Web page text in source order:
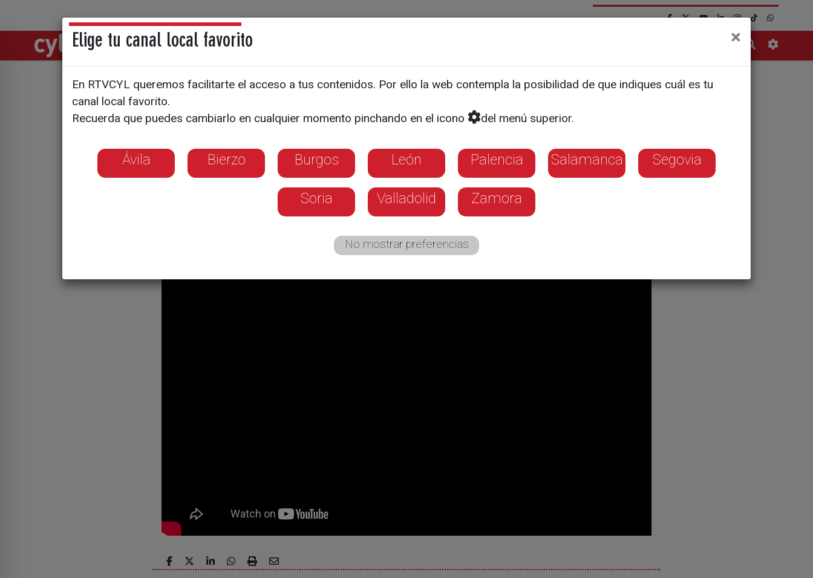
Directos Noticias
SURCOS CYL
El forraje de avena de Castilla y León pone
rumbo a Asia
El único competidor a nivel mundial de España es Australia.
El porcentaje de fibra, azúcar y proteína que tiene es clave dentro de la
Elige tu canal local favorito ×
En RTVCYL queremos facilitarte el acceso a tus contenidos. Por ello la web contempla la posibilidad de que indiques cuál es tu
canal local favorito.
Recuerda que puedes cambiarlo en cualquier momento pinchando en el icono
del menú superior.
Ávila Bierzo Burgos León Palencia Salamanca Segovia
Soria Valladolid Zamora
No mostrar preferencias